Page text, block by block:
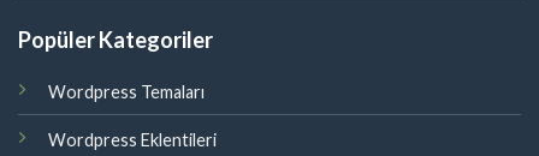
Popüler Kategoriler
Wordpress Temaları
Wordpress Eklentileri